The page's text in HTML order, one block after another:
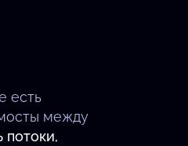
есть
между
потоки,